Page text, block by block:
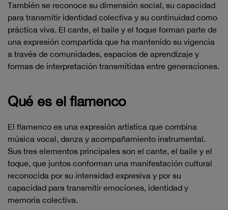
También se reconoce su dimensión social, su capacidad
para transmitir identidad colectiva y su continuidad como
práctica viva. El cante, el baile y el toque forman parte de
una expresión compartida que ha mantenido su vigencia
a través de comunidades, espacios de aprendizaje y
formas de interpretación transmitidas entre generaciones.
Qué es el flamenco
El flamenco es una expresión artística que combina
música vocal, danza y acompañamiento instrumental.
Sus tres elementos principales son el cante, el baile y el
toque, que juntos conforman una manifestación cultural
reconocida por su intensidad expresiva y por su
capacidad para transmitir emociones, identidad y
memoria colectiva.